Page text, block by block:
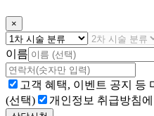
×
이름
고객 혜택, 이벤트 공지 등
(선택)
개인정보 취급방침